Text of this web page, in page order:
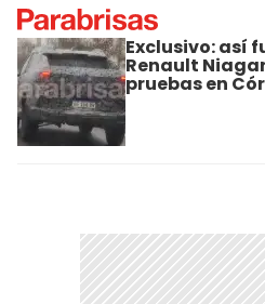
Exclusivo: así
Renault
pruebas en